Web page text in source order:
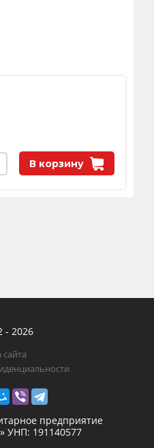
В корзину
- 2026
сайта
предприятие
УНП: 191140577